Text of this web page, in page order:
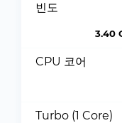
빈도
3.40
CPU 코어
Turbo (1 Core)